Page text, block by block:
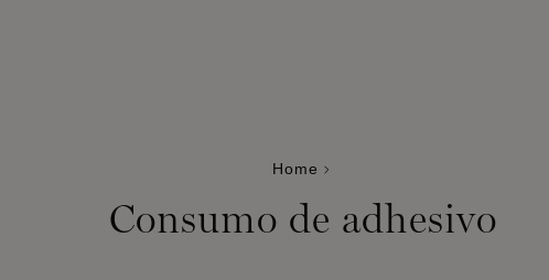
Home
Consumo de adhesivo